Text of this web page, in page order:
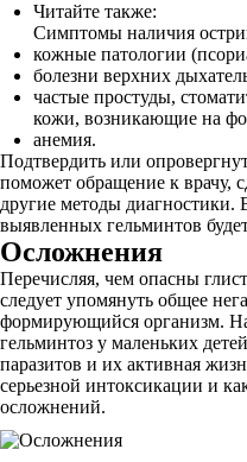
Читайте также:
Симптомы наличия
кожные патологии
болезни верхних
частые простуды,
кожи, возникающие на
анемия.
Подтвердить или
поможет обращение к врачу,
другие методы диагностики.
выявленных гельминтов
Осложнения
Перечисляя, чем опасны
следует упомянуть общее
формирующийся организм.
гельминтоз у маленьких
паразитов и их активная
серьезной интоксикации и
осложнений.